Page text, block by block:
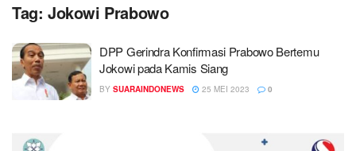
Tag: Jokowi Prabowo
DPP Gerindra Konfirmasi Prabowo Bertemu
Jokowi pada Kamis Siang
BY SUARAINDONEWS 25 MEI 2023 0